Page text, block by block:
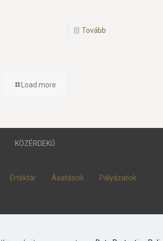
Tovább
Load more
KÖZÉRDEKŰ
Értéktár Ásatások Pályázatok